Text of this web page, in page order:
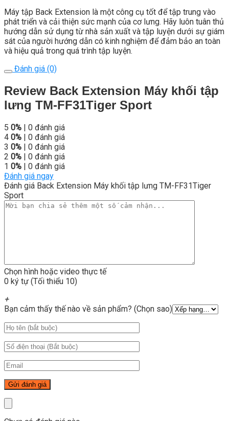
Máy tập Back Extension là một công cụ tốt để tập trung vào
phát triển và cải thiện sức mạnh của cơ lưng. Hãy luôn tuân thủ
hướng dẫn sử dụng từ nhà sản xuất và tập luyện dưới sự giám
sát của người hướng dẫn có kinh nghiệm để đảm bảo an toàn
và hiệu quả trong quá trình tập luyện.
Đánh giá (0)
Review Back Extension Máy khối tập
lưng TM-FF31Tiger Sport
5 0% | 0 đánh giá
4 0% | 0 đánh giá
3 0% | 0 đánh giá
2 0% | 0 đánh giá
1 0% | 0 đánh giá
Đánh giá ngay
Đánh giá Back Extension Máy khối tập lưng TM-FF31Tiger
Sport
Chọn hình hoặc video thực tế
0 ký tự (Tối thiểu 10)
+
Bạn cảm thấy thế nào về sản phẩm? (Chọn sao)